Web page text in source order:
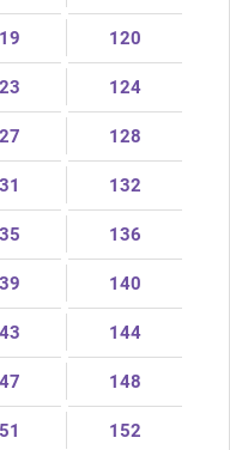
120
124
128
132
136
140
144
148
152